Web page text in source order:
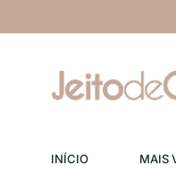
INÍCIO MAIS